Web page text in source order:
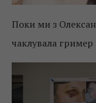
Поки ми з
чаклувала гример